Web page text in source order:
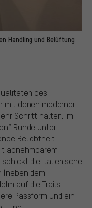
Handling und Belüftung
des
mit denen moderner
Schritt halten. Im
Runde unter
Beliebtheit
abnehmbarem
schickt die italienische
(neben dem
auf die Trails.
Passform und ein